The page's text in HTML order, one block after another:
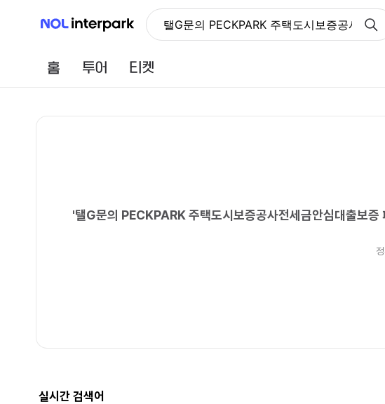
NOL 인터파크 탤G문의 PECKPARK 주택도시보증공사전
홈 투어
'탤G문의 PECKPARK 주택도시보증공사전세금안심대출보
실시간 검색어